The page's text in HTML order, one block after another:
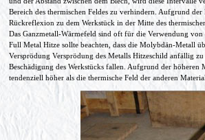
Bereich des thermischen Feldes zu verhindern. Aufgrund
Rückreflexion zu dem Werkstück in der Mitte des
Das Ganzmetall-Wärmefeld sind oft für die Verwendung
Full Metal Hitze sollte beachten, dass die Molybdän-Metall
Versprödung Versprödung des Metalls Hitzeschild anfällig
Beschädigung des Werkstücks fallen. Aufgrund der
tendenziell höher als die thermische Feld der anderen